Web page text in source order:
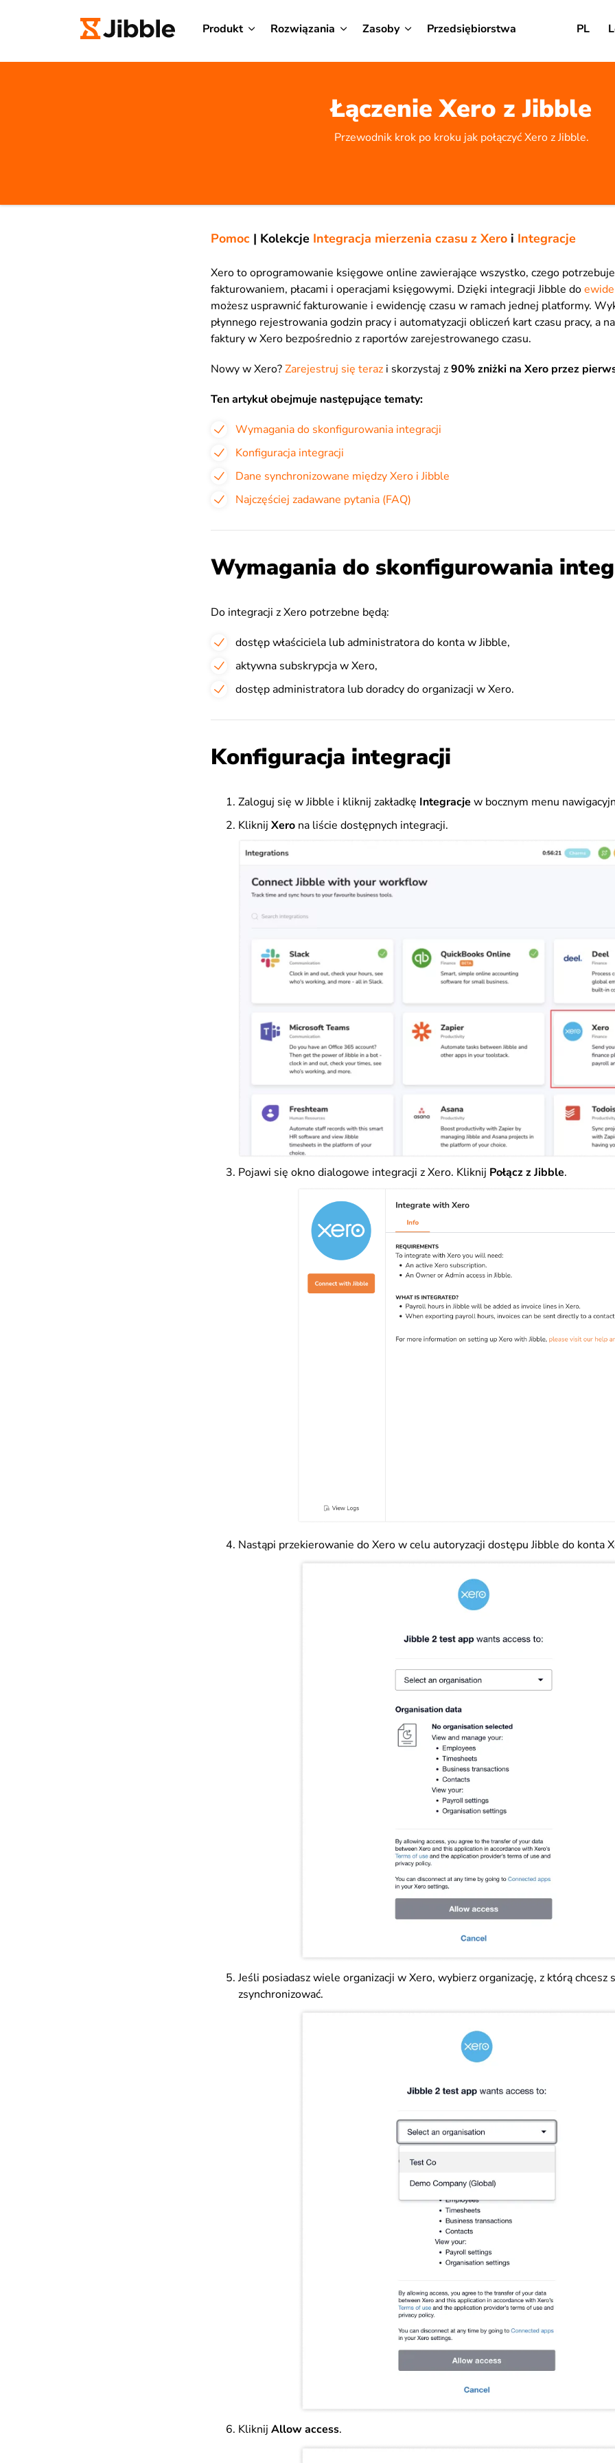
Produkt Rozwiązania Zasoby Przedsiębiorstwa PL
Łączenie Xero z Jibble
Przewodnik krok po kroku jak połączyć Xero z Jibble.
Pomoc | Kolekcje Integracja mierzenia czasu z Xero i Integracje
Xero to oprogramowanie księgowe online zawierające wszystko, czego
fakturowaniem, płacami i operacjami księgowymi. Dzięki integracji Jibble do
możesz usprawnić fakturowanie i ewidencję czasu w ramach jednej platformy.
płynnego rejestrowania godzin pracy i automatyzacji obliczeń kart czasu pracy, a
faktury w Xero bezpośrednio z raportów zarejestrowanego czasu.
Nowy w Xero?Zarejestruj się teraz i skorzystaj z90% zniżki na Xero przez
Ten artykuł obejmuje następujące tematy:
Wymagania do skonfigurowania integracji
Konfiguracja integracji
Dane synchronizowane między Xero i Jibble
Najczęściej zadawane pytania (FAQ)
Wymagania do skonfigurowania
Do integracji z Xero potrzebne będą:
dostęp właściciela lub administratora do konta w Jibble,
aktywna subskrypcja w Xero,
dostęp administratora lub doradcy do organizacji w Xero.
Konfiguracja integracji
Zaloguj się w Jibble i kliknij zakładkę Integracje w bocznym menu
Kliknij Xero na liście dostępnych integracji.
Pojawi się okno dialogowe integracji z Xero. Kliknij Połącz z Jibble.
Nastąpi przekierowanie do Xero w celu autoryzacji dostępu Jibble do konta
Jeśli posiadasz wiele organizacji w Xero, wybierz organizację, z którą chcesz
zsynchronizować.
Kliknij Allow access.